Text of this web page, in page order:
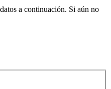
a continuación. Si aún no